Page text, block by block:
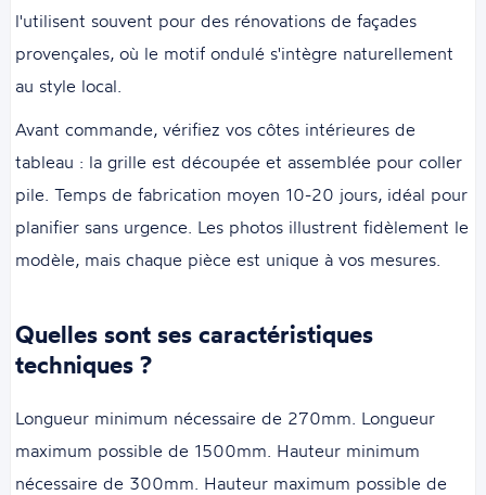
l'utilisent souvent pour des rénovations de façades
provençales, où le motif ondulé s'intègre naturellement
au style local.
Avant commande, vérifiez vos côtes intérieures de
tableau : la grille est découpée et assemblée pour coller
pile. Temps de fabrication moyen 10-20 jours, idéal pour
planifier sans urgence. Les photos illustrent fidèlement le
modèle, mais chaque pièce est unique à vos mesures.
Quelles sont ses caractéristiques
techniques ?
Longueur minimum nécessaire de 270mm. Longueur
maximum possible de 1500mm. Hauteur minimum
nécessaire de 300mm. Hauteur maximum possible de